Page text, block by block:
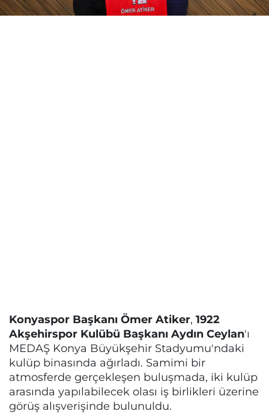
Konyaspor Başkanı Ömer Atiker, 1922
Akşehirspor Kulübü Başkanı Aydın Ceylan'ı
MEDAŞ Konya Büyükşehir Stadyumu'ndaki
kulüp binasında ağırladı. Samimi bir
atmosferde gerçekleşen buluşmada, iki kulüp
arasında yapılabilecek olası iş birlikleri üzerine
görüş alışverişinde bulunuldu.